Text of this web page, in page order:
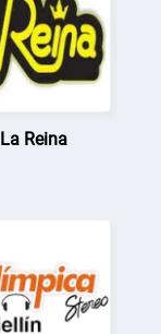
La Reina